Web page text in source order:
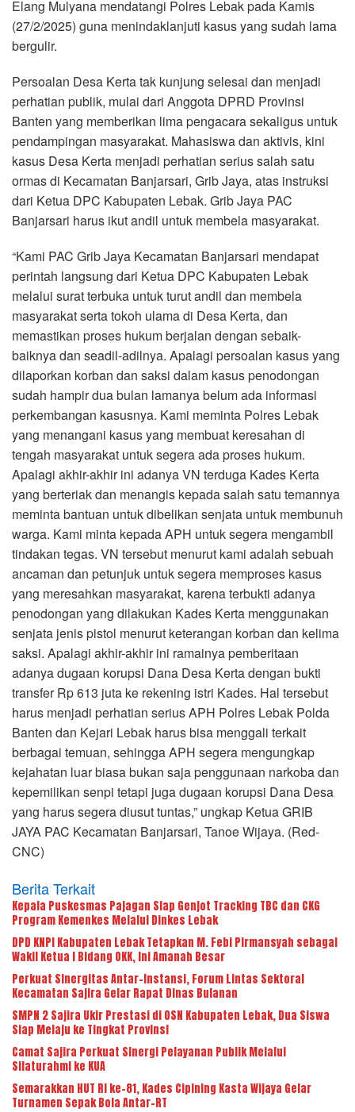
Elang Mulyana mendatangi Polres Lebak pada Kamis
(27/2/2025) guna menindaklanjuti kasus yang sudah lama
bergulir.
Persoalan Desa Kerta tak kunjung selesai dan menjadi
perhatian publik, mulai dari Anggota DPRD Provinsi
Banten yang memberikan lima pengacara sekaligus untuk
pendampingan masyarakat. Mahasiswa dan aktivis, kini
kasus Desa Kerta menjadi perhatian serius salah satu
ormas di Kecamatan Banjarsari, Grib Jaya, atas instruksi
dari Ketua DPC Kabupaten Lebak. Grib Jaya PAC
Banjarsari harus ikut andil untuk membela masyarakat.
“Kami PAC Grib Jaya Kecamatan Banjarsari mendapat
perintah langsung dari Ketua DPC Kabupaten Lebak
melalui surat terbuka untuk turut andil dan membela
masyarakat serta tokoh ulama di Desa Kerta, dan
memastikan proses hukum berjalan dengan sebaik-
baiknya dan seadil-adilnya. Apalagi persoalan kasus yang
dilaporkan korban dan saksi dalam kasus penodongan
sudah hampir dua bulan lamanya belum ada informasi
perkembangan kasusnya. Kami meminta Polres Lebak
yang menangani kasus yang membuat keresahan di
tengah masyarakat untuk segera ada proses hukum.
Apalagi akhir-akhir ini adanya VN terduga Kades Kerta
yang berteriak dan menangis kepada salah satu temannya
meminta bantuan untuk dibelikan senjata untuk membunuh
warga. Kami minta kepada APH untuk segera mengambil
tindakan tegas. VN tersebut menurut kami adalah sebuah
ancaman dan petunjuk untuk segera memproses kasus
yang meresahkan masyarakat, karena terbukti adanya
penodongan yang dilakukan Kades Kerta menggunakan
senjata jenis pistol menurut keterangan korban dan kelima
saksi. Apalagi akhir-akhir ini ramainya pemberitaan
adanya dugaan korupsi Dana Desa Kerta dengan bukti
transfer Rp 613 juta ke rekening istri Kades. Hal tersebut
harus menjadi perhatian serius APH Polres Lebak Polda
Banten dan Kejari Lebak harus bisa menggali terkait
berbagai temuan, sehingga APH segera mengungkap
kejahatan luar biasa bukan saja penggunaan narkoba dan
kepemilikan senpi tetapi juga dugaan korupsi Dana Desa
yang harus segera diusut tuntas,” ungkap Ketua GRIB
JAYA PAC Kecamatan Banjarsari, Tanoe Wijaya. (Red-
CNC)
Berita Terkait
Kepala Puskesmas Pajagan Siap Genjot Tracking TBC dan CKG
Program Kemenkes Melalui Dinkes Lebak
DPD KNPI Kabupaten Lebak Tetapkan M. Febi Pirmansyah sebagai
Wakil Ketua I Bidang OKK, Ini Amanah Besar
Perkuat Sinergitas Antar-Instansi, Forum Lintas Sektoral
Kecamatan Sajira Gelar Rapat Dinas Bulanan
SMPN 2 Sajira Ukir Prestasi di OSN Kabupaten Lebak, Dua Siswa
Siap Melaju ke Tingkat Provinsi
Camat Sajira Perkuat Sinergi Pelayanan Publik Melalui
Silaturahmi ke KUA
Semarakkan HUT RI ke-81, Kades Cipining Kasta Wijaya Gelar
Turnamen Sepak Bola Antar-RT